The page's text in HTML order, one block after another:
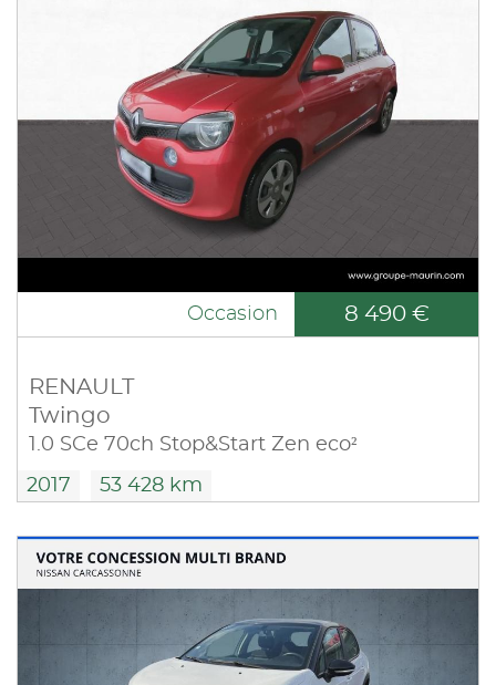
Occasion 8 490 €
RENAULT
Twingo
1.0 SCe 70ch Stop&Start Zen eco²
2017 53 428 km